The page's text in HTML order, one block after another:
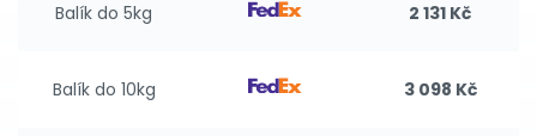
Balík do 5kg 2 131 Kč
Balík do 10kg 3 098 Kč